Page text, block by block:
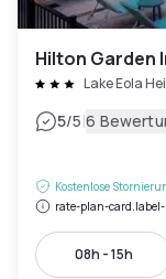
Hilton Garden
Lake Eola
5/5|6
Kostenlose
rate-plan-
08h - 15h